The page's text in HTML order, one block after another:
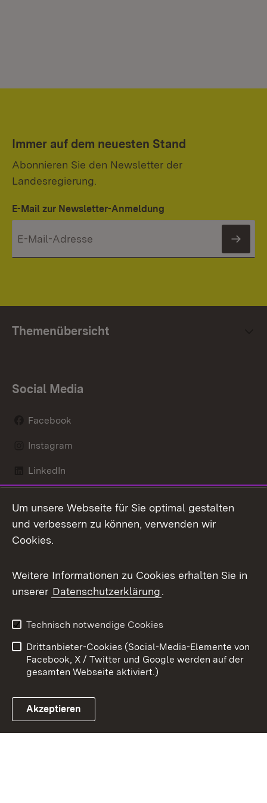
Immer auf dem neuesten Stand
Abonnieren Sie den Newsletter der
Landesregierung.
E-Mail zur Newsletter-Anmeldung
Themenübersicht
Social Media
Facebook
Instagram
LinkedIn
X / Twitter
Youtube
Link zum Landesportal
Kontakt
Datenschutz
Barrierefreiheit
Impressum
Cookies
Um unsere Webseite für Sie optimal gestalten
und verbessern zu können, verwenden wir
Cookies.
Weitere Informationen zu Cookies erhalten Sie in
unserer Datenschutzerklärung.
Technisch notwendige Cookies
Drittanbieter-Cookies (Social-Media-Elemente von
Facebook, X / Twitter und Google werden auf der
gesamten Webseite aktiviert.)
Akzeptieren